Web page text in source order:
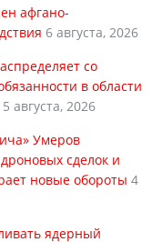
афгано-
6 августа, 2026
со
в области
5 августа, 2026
Умеров
сделок и
новые обороты 4
ядерный